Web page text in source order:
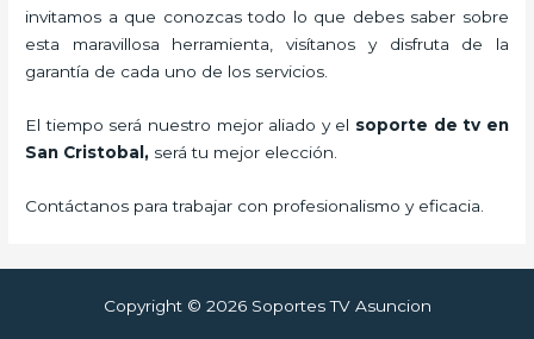
invitamos a que conozcas todo lo que debes saber sobre
esta maravillosa herramienta, visítanos y disfruta de la
garantía de cada uno de los servicios.
El tiempo será nuestro mejor aliado y el soporte de tv en
San Cristobal, será tu mejor elección.
Contáctanos para trabajar con profesionalismo y eficacia.
Copyright © 2026 Soportes TV Asuncion